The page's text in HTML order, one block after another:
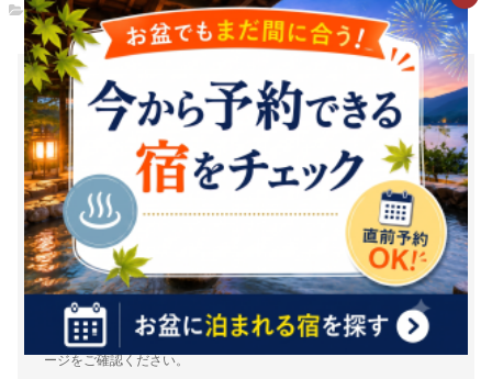
トップ
お湯たびで質問してみませんか？
お湯たびは、みんなが選んだホテルを検索できるホテル予約サイ
トです。質問/回答機能で相互アドバイスをすれば、マイル・電子
マネーに交換できるＧポイント(1Ｇポイント＝1円相当)がどんど
んたまる！
新規登録（無料）はこちら
※1Ｇ＝1円相当は、Ｇポイントの価値の目安となります。ポイント
交換時には、原則として交換手数料が発生します。（一部の交換パ
ートナーを除く）また、交換レートや最低交換数量がパートナーご
とに設定されているため、実質的には1円相当を下回ります。（一部
下回らない場合もございます）詳細は各パートナー毎の交換詳細ペ
ージをご確認ください。